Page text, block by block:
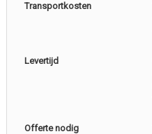
Transportkosten
Levertijd
Offerte nodig